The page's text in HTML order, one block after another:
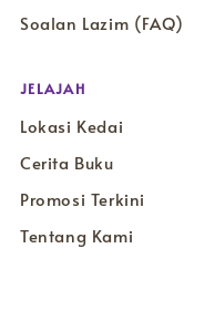
Soalan Lazim (FAQ)
JELAJAH
Lokasi Kedai
Cerita Buku
Promosi Terkini
Tentang Kami